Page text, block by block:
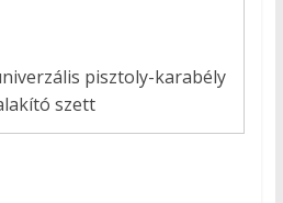
pisztoly-karabély
szett